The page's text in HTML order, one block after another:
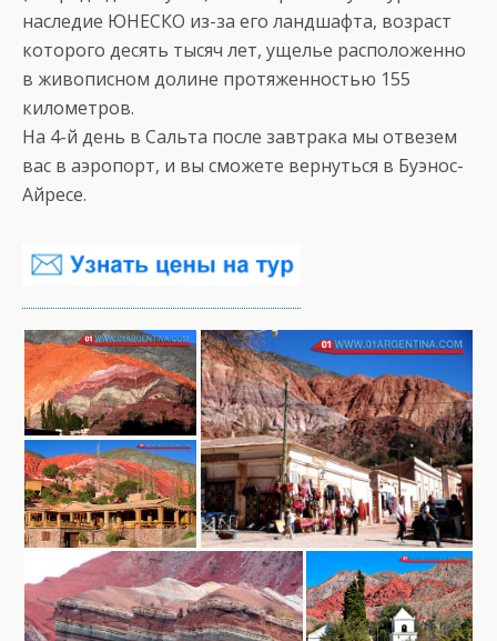
наследие ЮНЕСКО из-за его ландшафта, возраст
которого десять тысяч лет, ущелье расположенно
в живописном долине протяженностью 155
километров.
На 4-й день в Сальта после завтрака мы отвезем
вас в аэропорт, и вы сможете вернуться в Буэнос-
Айресе.